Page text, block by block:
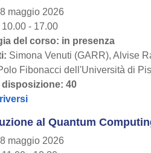
maggio 2026
10.00 - 17.00
del corso: in presenza
Simona Venuti (GARR), Alvise
Fibonacci dell'Università di
disposizione: 40
al Quantum
maggio 2026